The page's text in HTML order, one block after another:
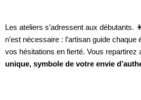
Les ateliers s’adressent aux débutants.
n’est nécessaire : l’artisan guide
vos hésitations en fierté. Vous repartirez
unique, symbole de votre envie